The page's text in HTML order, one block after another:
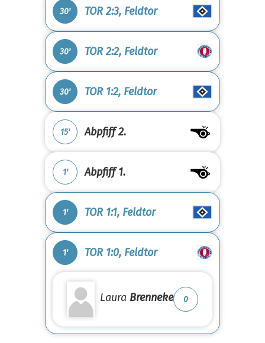
30' TOR 2:3, Feldtor
30' TOR 2:2, Feldtor
30' TOR 1:2, Feldtor
15' Abpfiff 2.
1' Abpfiff 1.
1' TOR 1:1, Feldtor
1' TOR 1:0, Feldtor
Laura Brenneke 0